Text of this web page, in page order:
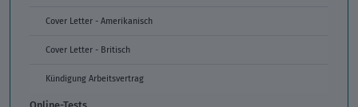
Cover Letter - Amerikanisch
Cover Letter - Britisch
Kündigung Arbeitsvertrag